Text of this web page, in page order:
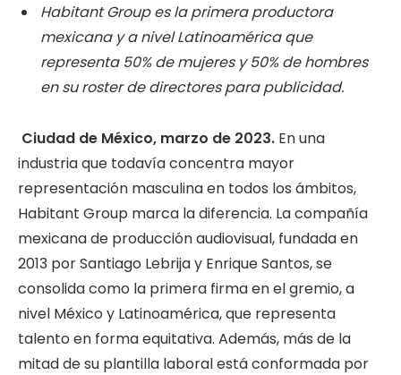
Habitant Group es la primera productora
mexicana y a nivel Latinoamérica que
representa 50% de mujeres y 50% de hombres
en su roster de directores para publicidad.
Ciudad de México, marzo de 2023. En una
industria que todavía concentra mayor
representación masculina en todos los ámbitos,
Habitant Group marca la diferencia. La compañía
mexicana de producción audiovisual, fundada en
2013 por Santiago Lebrija y Enrique Santos, se
consolida como la primera firma en el gremio, a
nivel México y Latinoamérica, que representa
talento en forma equitativa. Además, más de la
mitad de su plantilla laboral está conformada por